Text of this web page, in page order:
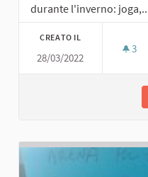
durante l'inverno:
CREATO IL
28/03/2022
3